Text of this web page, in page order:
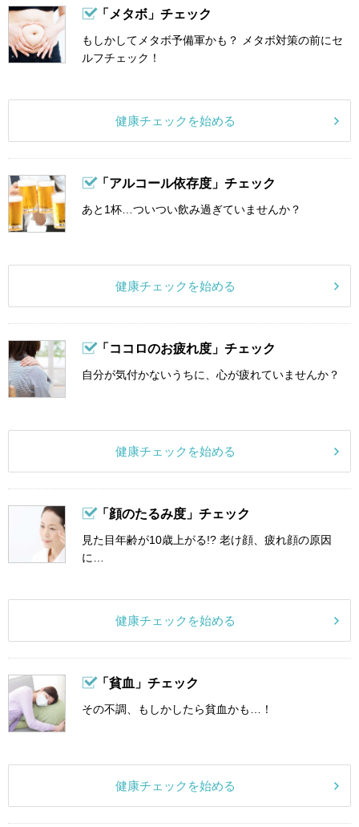
「メタボ」チェック
もしかしてメタボ予備軍かも？ メタボ対策の前にセ
ルフチェック！
健康チェックを始める
「アルコール依存度」チェック
あと1杯…ついつい飲み過ぎていませんか？
健康チェックを始める
「ココロのお疲れ度」チェック
自分が気付かないうちに、心が疲れていませんか？
健康チェックを始める
「顔のたるみ度」チェック
見た目年齢が10歳上がる!? 老け顔、疲れ顔の原因
に…
健康チェックを始める
「貧血」チェック
その不調、もしかしたら貧血かも…！
健康チェックを始める